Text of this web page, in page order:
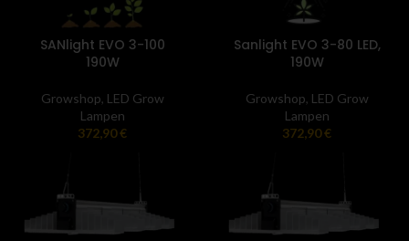
SANlight EVO 3-100
190W
Growshop, LED Grow
Lampen
372,90€
Sanlight EVO 3-80 LED,
190W
Growshop, LED Grow
Lampen
372,90€